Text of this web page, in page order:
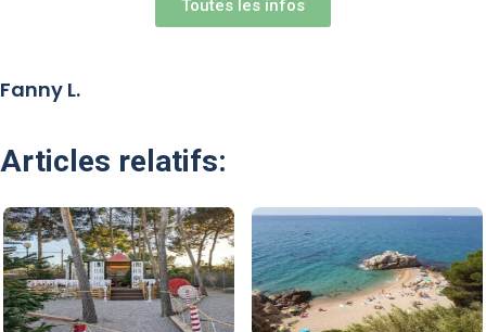
Toutes les infos
Fanny L.
Articles relatifs: